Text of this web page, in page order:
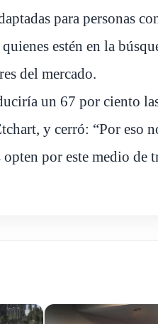
para personas
estén en la
del mercado.
un 67 por ciento
y cerró: “Por eso
por este medio de